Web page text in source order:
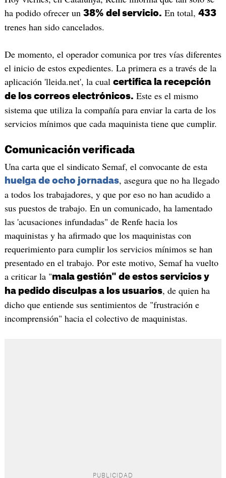
ha podido ofrecer un 38% del servicio. En total, 433
trenes han sido cancelados.
De momento, el operador comunica por tres vías diferentes
el inicio de estos expedientes. La primera es a través de la
aplicación 'lleida.net', la cual certifica la recepción
de los correos electrónicos. Este es el mismo
sistema que utiliza la compañía para enviar la carta de los
servicios mínimos que cada maquinista tiene que cumplir.
Comunicación verificada
Una carta que el sindicato Semaf, el convocante de esta
huelga de ocho jornadas, asegura que no ha llegado
a todos los trabajadores, y que por eso no han acudido a
sus puestos de trabajo. En un comunicado, ha lamentado
las 'acusaciones infundadas" de Renfe hacia los
maquinistas y ha afirmado que los maquinistas con
requerimiento para cumplir los servicios mínimos se han
presentado en el trabajo. Por este motivo, Semaf ha vuelto
a criticar la "mala gestión" de estos servicios y
ha pedido disculpas a los usuarios, de quien ha
dicho que entiende sus sentimientos de "frustración e
incomprensión" hacia el colectivo de maquinistas.